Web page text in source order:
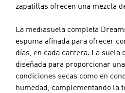
zapatillas ofrecen una mezcla
La mediasuela completa
espuma afinada para ofrecer
días, en cada carrera. La suela
diseñada para proporcionar
condiciones secas como en
humedad, complementando la